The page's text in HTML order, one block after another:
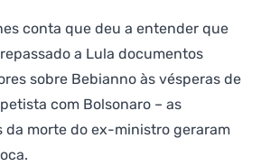
conta que deu a entender que
a Lula documentos
sobre Bebianno às vésperas de
com Bolsonaro – as
da morte do ex-ministro geraram